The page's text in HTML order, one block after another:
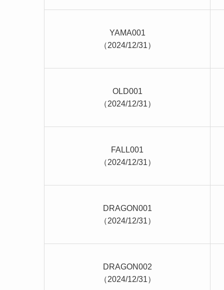
YAMA001
（2024/12/31）
OLD001
（2024/12/31）
FALL001
（2024/12/31）
DRAGON001
（2024/12/31）
DRAGON002
（2024/12/31）